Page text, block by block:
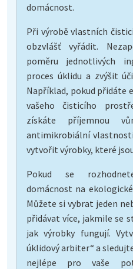
domácnost.
Při výrobě vlastních
obzvlášť vyřádit.
poměru jednotlivých
proces úklidu a zvýšit
Například, pokud přidáte
vašeho čisticího
získáte příjemnou
antimikrobiální
vytvořit výrobky, které
Pokud se
domácnost na
Můžete si vybrat jeden
přidávat více, jakmile se
jak výrobky fungují.
úklidový arbiter“ a
nejlépe pro vaše